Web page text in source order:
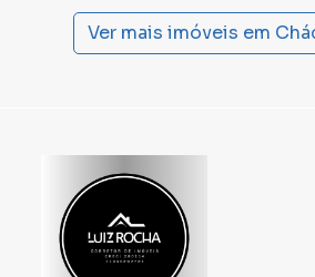
aumenta muito o número de contatos
tendo como consequência uma maior
proprietários e inquilinos.
Ver mais imóveis em